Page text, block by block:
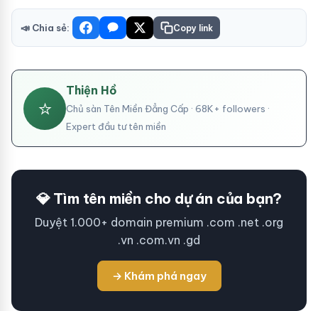
📣 Chia sẻ: Copy link
⭐
Thiện Hồ
Chủ sàn Tên Miền Đẳng Cấp · 68K+ followers ·
Expert đầu tư tên miền
💎 Tìm tên miền cho dự án của bạn?
Duyệt 1.000+ domain premium .com .net .org
.vn .com.vn .gd
→ Khám phá ngay